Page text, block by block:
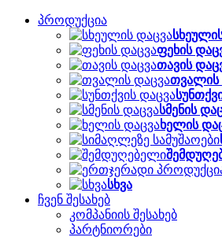
პროდუქცია
ფეხის
თავის
თვალის
სმენის
ხელის
სხვა
ჩვენ შესახებ
კომპანიის შესახებ
პარტნიორები